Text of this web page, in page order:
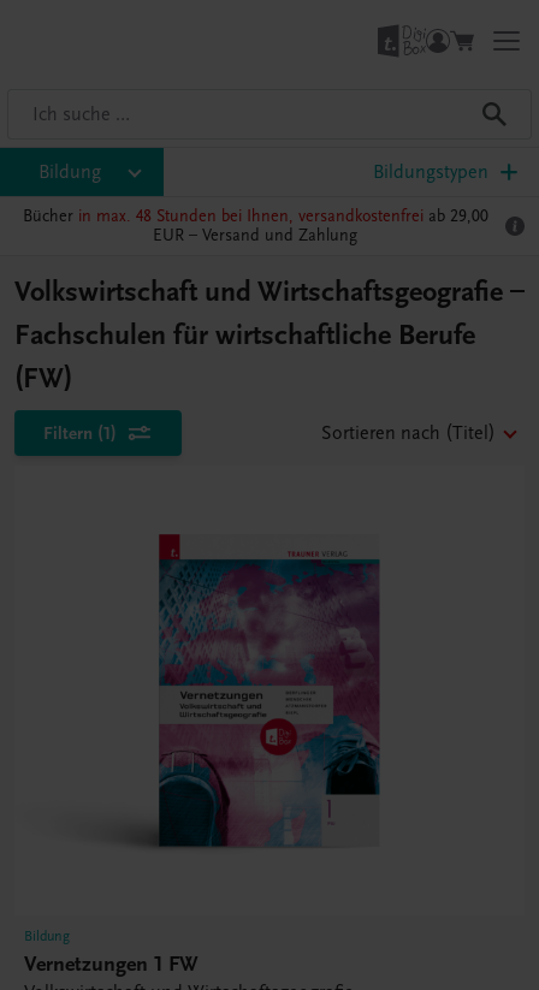
Bildung Bildungstypen
Bücher in max. 48 Stunden bei Ihnen, versandkostenfrei ab 29,00
EUR – Versand und Zahlung
Volkswirtschaft und Wirtschaftsgeografie –
Fachschulen für wirtschaftliche Berufe
(FW)
Filtern (1) Sortieren nach (Titel)
Bildung
Vernetzungen 1 FW